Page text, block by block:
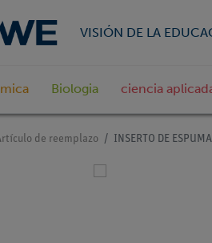
VISIÓN DE LA
Biologia ciencia
de reemplazo INSERTO DE